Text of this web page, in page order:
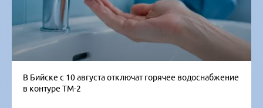
В Бийске с 10 августа отключат горячее водоснабжение
в контуре ТМ-2